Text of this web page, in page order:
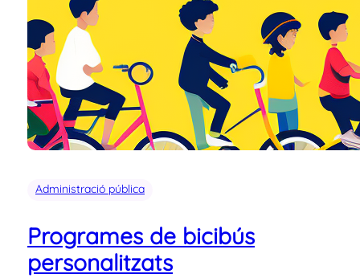
Administració pública
Programes de bicibús
personalitzats